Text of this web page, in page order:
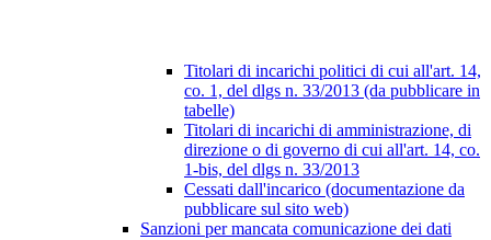
Titolari di incarichi politici di cui all'art. 14,
co. 1, del dlgs n. 33/2013 (da pubblicare in
tabelle)
Titolari di incarichi di amministrazione, di
direzione o di governo di cui all'art. 14, co.
1-bis, del dlgs n. 33/2013
Cessati dall'incarico (documentazione da
pubblicare sul sito web)
Sanzioni per mancata comunicazione dei dati